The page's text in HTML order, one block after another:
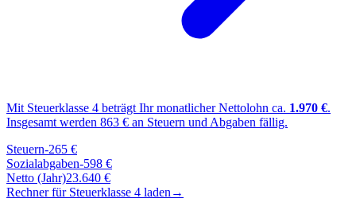
Mit Steuerklasse 4 beträgt Ihr monatlicher Nettolohn ca. 1.970 €.
Insgesamt werden 863 € an Steuern und Abgaben fällig.
Steuern-265 €
Sozialabgaben-598 €
Netto (Jahr)23.640 €
Rechner für Steuerklasse 4 laden →